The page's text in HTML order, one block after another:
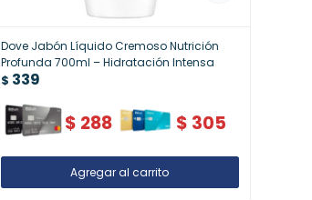
Dove Jabón Líquido Cremoso Nutrición
Profunda 700ml – Hidratación Intensa
$ 339
$ 288 $ 305